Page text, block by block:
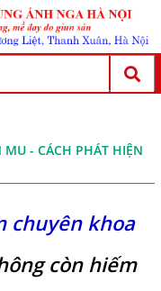
- CÁCH PHÁT HIỆN
chuyên khoa
còn hiếm